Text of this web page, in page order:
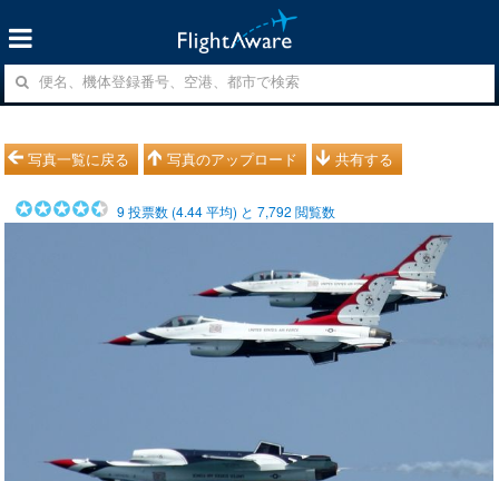
写真一覧に戻る 写真のアップロード 共有する
9 投票数 (4.44平均) と7,792 閲覧数